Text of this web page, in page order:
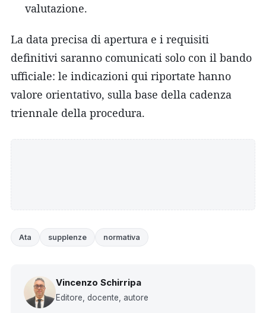
valutazione.
La data precisa di apertura e i requisiti
definitivi saranno comunicati solo con il bando
ufficiale: le indicazioni qui riportate hanno
valore orientativo, sulla base della cadenza
triennale della procedura.
Ata supplenze normativa
Vincenzo Schirripa
Editore, docente, autore